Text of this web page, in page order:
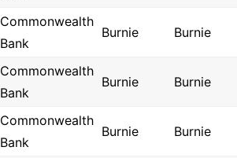
Commonwealth
Bank
Burnie Burnie
Commonwealth
Bank
Burnie Burnie
Commonwealth
Bank
Burnie Burnie